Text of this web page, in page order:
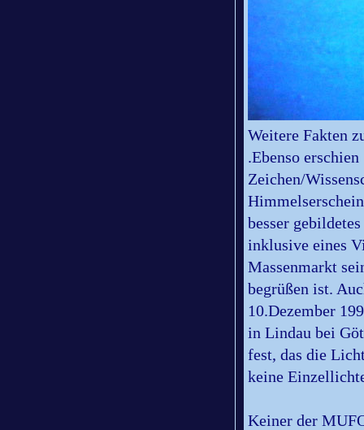
Weitere Fakten
.Ebenso
Zeichen/
besser
inklusive eines
Massenmarkt
begrüßen ist.
10.Dezember
in Lindau bei
fest, das die
keine
Keiner der